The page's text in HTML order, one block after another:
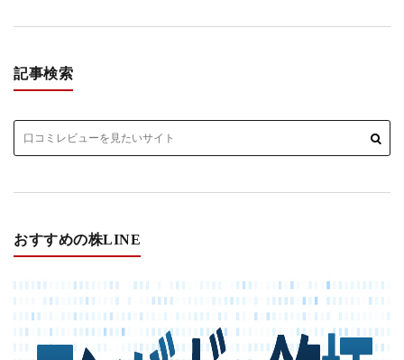
記事検索
おすすめの株LINE